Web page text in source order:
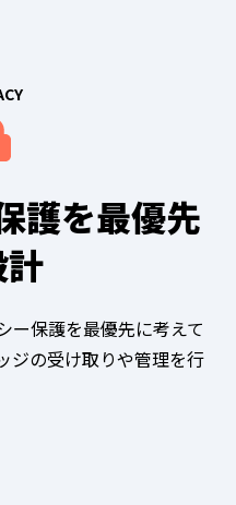
護を最優先
計
ー保護を最優先に考えて
ジの受け取りや管理を行